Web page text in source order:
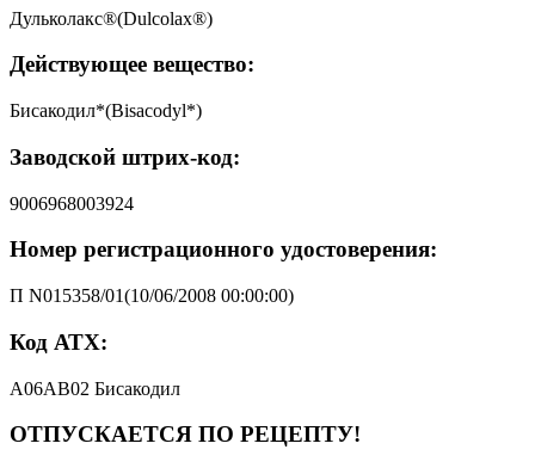
Дульколакс®(Dulcolax®)
Действующее вещество:
Бисакодил*(Bisacodyl*)
Заводской штрих-код:
9006968003924
Номер регистрационного удостоверения:
П N015358/01(10/06/2008 00:00:00)
Код АТХ:
A06AB02 Бисакодил
ОТПУСКАЕТСЯ ПО РЕЦЕПТУ!